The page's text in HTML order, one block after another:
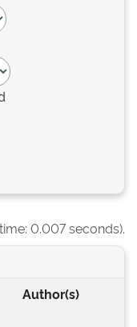
0.007 seconds).
Author(s)